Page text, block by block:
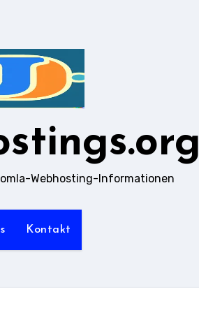
Webhosting-Informationen
Kontakt